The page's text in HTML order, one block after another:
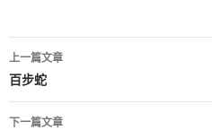
文
章
導
上一篇文章
百步蛇
下一篇文章